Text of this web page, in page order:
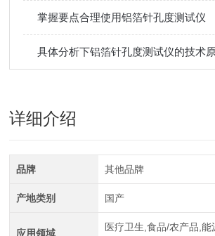
掌握要点合理使用铝箔针孔度测试仪
具体分析下铝箔针孔度测试仪的技术
详细介绍
品牌 其他品牌
产地类别 国产
应用领域
医疗卫生,食品/农产品,能